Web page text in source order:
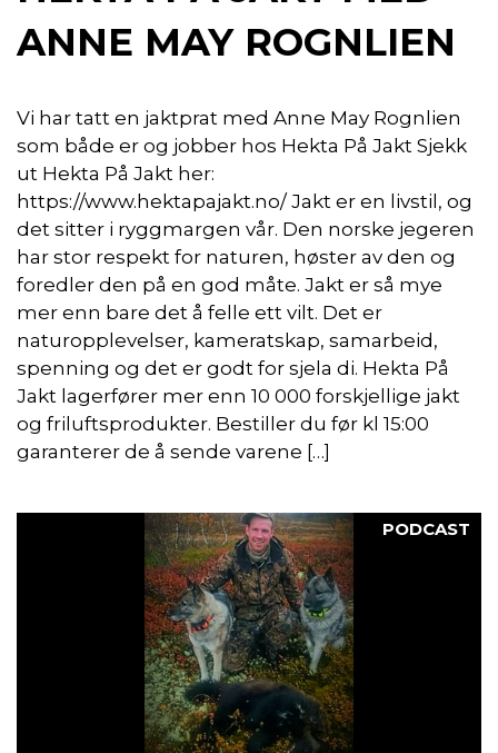
ANNE MAY ROGNLIEN
Vi har tatt en jaktprat med Anne May Rognlien
som både er og jobber hos Hekta På Jakt Sjekk
ut Hekta På Jakt her:
https://www.hektapajakt.no/ Jakt er en livstil, og
det sitter i ryggmargen vår. Den norske jegeren
har stor respekt for naturen, høster av den og
foredler den på en god måte. Jakt er så mye
mer enn bare det å felle ett vilt. Det er
naturopplevelser, kameratskap, samarbeid,
spenning og det er godt for sjela di. Hekta På
Jakt lagerfører mer enn 10 000 forskjellige jakt
og friluftsprodukter. Bestiller du før kl 15:00
garanterer de å sende varene […]
PODCAST